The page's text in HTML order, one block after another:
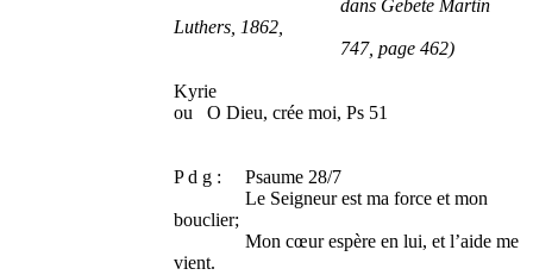
dans Gebete Martin
Luthers, 1862,
747, page 462)
Kyrie
ou O Dieu, crée moi, Ps 51
P d g : Psaume 28/7
Le Seigneur est ma force et mon
bouclier;
Mon cœur espère en lui, et l’aide me
vient.